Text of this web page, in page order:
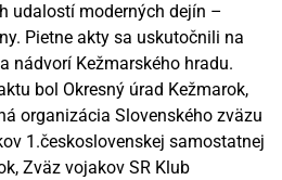
udalostí moderných dejín –
Pietne akty sa uskutočnili na
nádvorí Kežmarského hradu.
bol Okresný úrad Kežmarok,
organizácia Slovenského zväzu
1.československej samostatnej
Zväz vojakov SR Klub